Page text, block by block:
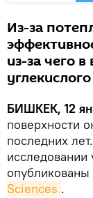
Из-за
из-за чего
углекислого
БИШКЕК, 12
поверхности
последних
исследовании
Sciences .